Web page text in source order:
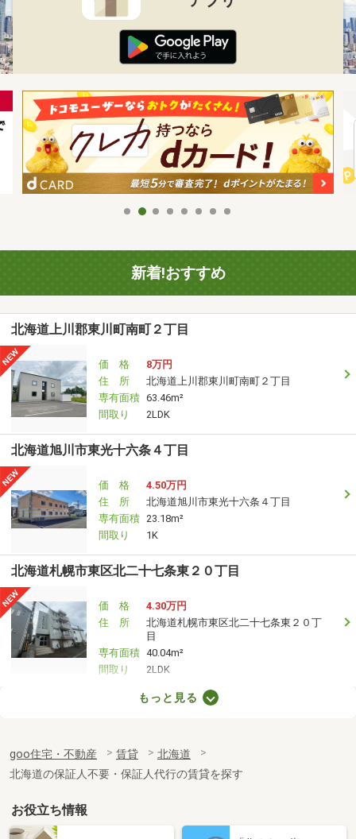
新着!おすすめ
北海道上川郡東川町南町２丁目
価 格
8万円
住 所
北海道上川郡東川町南町２丁目
専有面積 63.46m²
間取り
2LDK
北海道旭川市東光十六条４丁目
価 格
4.50万円
住 所
北海道旭川市東光十六条４丁目
専有面積 23.18m²
間取り
1K
北海道札幌市東区北二十七条東２０丁目
価 格
4.30万円
住 所
北海道札幌市東区北二十七条東２０丁
目
専有面積 40.04m²
間取り
2LDK
北海道札幌市東区北三十二条東４丁目
住 所
北海道札幌市東区北三十二条東４丁目
専有面積 42m²
北海道札幌市東区北三十一条東１２丁目
もっと見る
goo住宅・不動産 賃貸
北海道
北海道の保証人不要・保証人代行の賃貸を探す
お役立ち情報